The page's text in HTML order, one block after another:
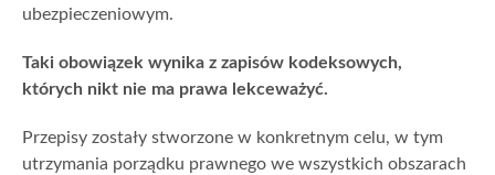
ubezpieczeniowym.
Taki obowiązek wynika z zapisów kodeksowych,
których nikt nie ma prawa lekceważyć.
Przepisy zostały stworzone w konkretnym celu, w tym
utrzymania porządku prawnego we wszystkich obszarach